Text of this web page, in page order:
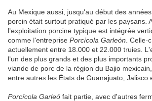
Au Mexique aussi, jusqu'au début des
porcin était surtout pratiqué par les paysans.
l'exploitation porcine typique est intégrée
comme l'entreprise Porcícola Garleón . Celle-
actuellement entre 18.000 et 22.000 truies.
l'un des plus grands et des plus importants
viande de porc de la région du Bajio
entre autres les États de Guanajuato, Jalisco
Porcícola Garleó fait partie, avec d'autres